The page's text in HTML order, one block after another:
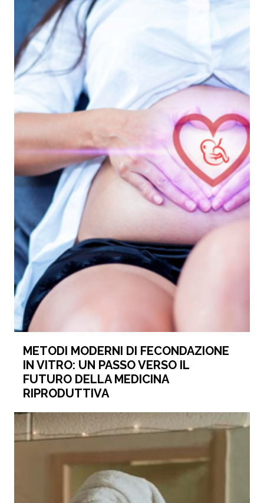
METODI MODERNI DI FECONDAZIONE
IN VITRO: UN PASSO VERSO IL
FUTURO DELLA MEDICINA
RIPRODUTTIVA